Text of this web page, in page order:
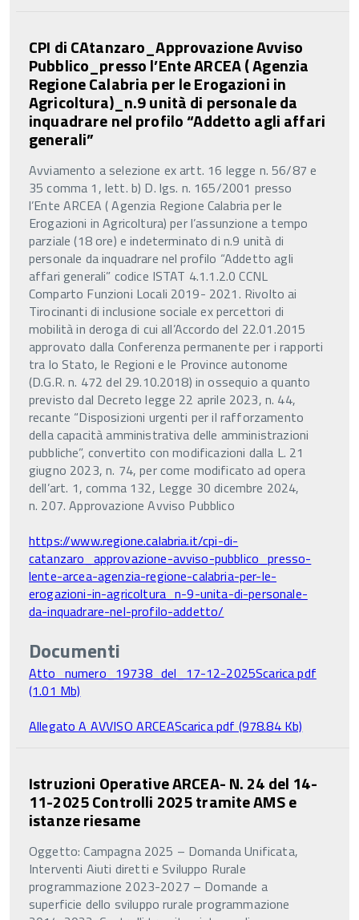
CPI di CAtanzaro_Approvazione Avviso
Pubblico_presso l’Ente ARCEA ( Agenzia
Regione Calabria per le Erogazioni in
Agricoltura)_n.9 unità di personale da
inquadrare nel profilo “Addetto agli affari
generali”
Avviamento a selezione ex artt. 16 legge n. 56/87 e
35 comma 1, lett. b) D. lgs. n. 165/2001 presso
l’Ente ARCEA ( Agenzia Regione Calabria per le
Erogazioni in Agricoltura) per l’assunzione a tempo
parziale (18 ore) e indeterminato di n.9 unità di
personale da inquadrare nel profilo “Addetto agli
affari generali” codice ISTAT 4.1.1.2.0 CCNL
Comparto Funzioni Locali 2019- 2021. Rivolto ai
Tirocinanti di inclusione sociale ex percettori di
mobilità in deroga di cui all’Accordo del 22.01.2015
approvato dalla Conferenza permanente per i rapporti
tra lo Stato, le Regioni e le Province autonome
(D.G.R. n. 472 del 29.10.2018) in ossequio a quanto
previsto dal Decreto legge 22 aprile 2023, n. 44,
recante “Disposizioni urgenti per il rafforzamento
della capacità amministrativa delle amministrazioni
pubbliche”, convertito con modificazioni dalla L. 21
giugno 2023, n. 74, per come modificato ad opera
dell’art. 1, comma 132, Legge 30 dicembre 2024,
n. 207. Approvazione Avviso Pubblico
https://www.regione.calabria.it/cpi-di-
catanzaro_approvazione-avviso-pubblico_presso-
lente-arcea-agenzia-regione-calabria-per-le-
erogazioni-in-agricoltura_n-9-unita-di-personale-
da-inquadrare-nel-profilo-addetto/
Documenti
Atto_numero_19738_del_17-12-2025Scarica pdf
(1.01 Mb)
Allegato A AVVISO ARCEAScarica pdf (978.84 Kb)
Istruzioni Operative ARCEA- N. 24 del 14-
11-2025 Controlli 2025 tramite AMS e
istanze riesame
Oggetto: Campagna 2025 – Domanda Unificata,
Interventi Aiuti diretti e Sviluppo Rurale
programmazione 2023-2027 – Domande a
superficie dello sviluppo rurale programmazione